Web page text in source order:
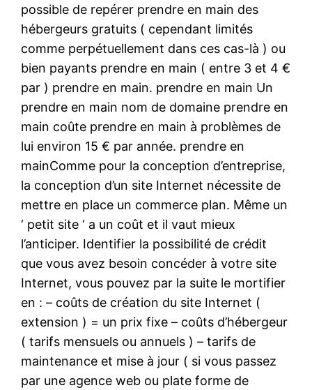
possible de repérer prendre en main des
hébergeurs gratuits ( cependant limités
comme perpétuellement dans ces cas-là ) ou
bien payants prendre en main ( entre 3 et 4 €
par ) prendre en main. prendre en main Un
prendre en main nom de domaine prendre en
main coûte prendre en main à problèmes de
lui environ 15 € par année. prendre en
mainComme pour la conception d’entreprise,
la conception d’un site Internet nécessite de
mettre en place un commerce plan. Même un
‘ petit site ‘ a un coût et il vaut mieux
l’anticiper. Identifier la possibilité de crédit
que vous avez besoin concéder à votre site
Internet, vous pouvez par la suite le mortifier
en : – coûts de création du site Internet (
extension ) = un prix fixe – coûts d’hébergeur
( tarifs mensuels ou annuels ) – tarifs de
maintenance et mise à jour ( si vous passez
par une agence web ou plate forme de